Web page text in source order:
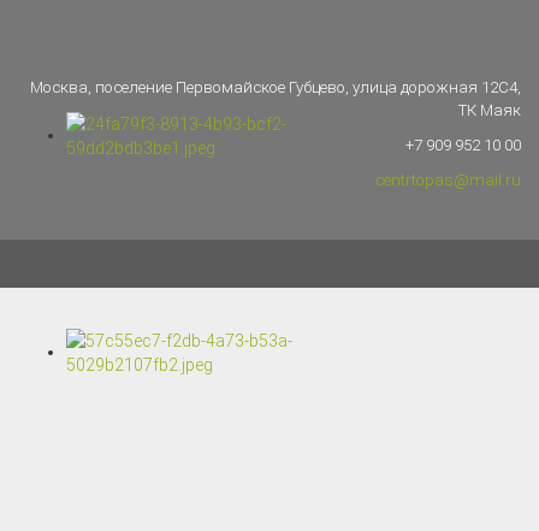
Москва, поселение Первомайское Губцево, улица дорожная 12С4,
ТК Маяк
+7 909 952 10 00
centrtopas@mail.ru